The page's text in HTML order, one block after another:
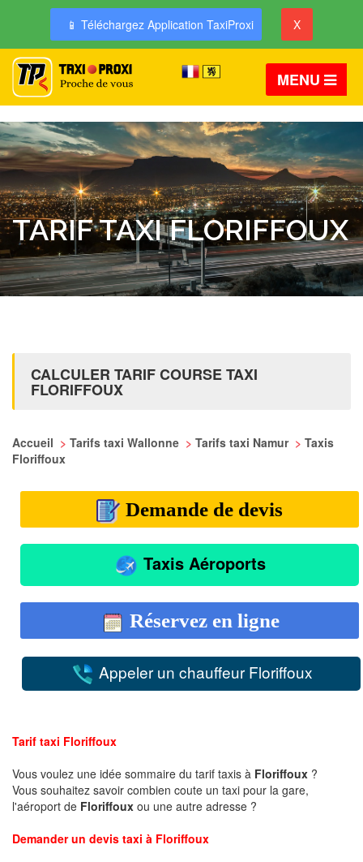
📱 Téléchargez Application TaxiProxi X
MENU
TARIF TAXI FLORIFFOUX
CALCULER TARIF COURSE TAXI
FLORIFFOUX
Accueil > Tarifs taxi Wallonne > Tarifs taxi Namur > Taxis
Floriffoux
Demande de devis
Taxis Aéroports
Réservez en ligne
Appeler un chauffeur Floriffoux
Tarif taxi Floriffoux
Vous voulez une idée sommaire du tarif taxis à Floriffoux ?
Vous souhaitez savoir combien coute un taxi pour la gare,
l'aéroport de Floriffoux ou une autre adresse ?
Demander un devis taxi à Floriffoux